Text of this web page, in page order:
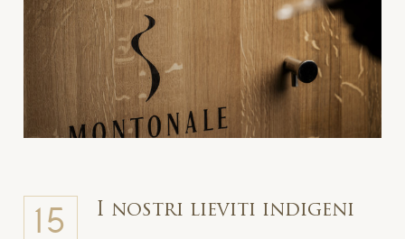
15 I nostri lieviti indigeni